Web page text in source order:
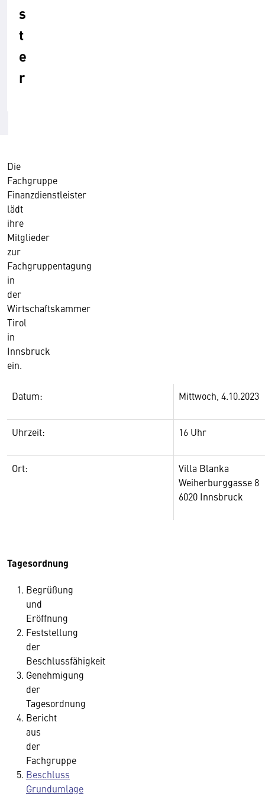
s
t
e
r
Die
Fachgruppe
Finanzdienstleister
lädt
ihre
Mitglieder
zur
Fachgruppentagung
in
der
Wirtschaftskammer
Tirol
in
Innsbruck
ein.
Datum: Mittwoch, 4.10.2023
Uhrzeit: 16 Uhr
Ort:
Villa Blanka
Weiherburggasse 8
6020 Innsbruck
Tagesordnung
Begrüßung
und
Eröffnung
Feststellung
der
Beschlussfähigkeit
Genehmigung
der
Tagesordnung
Bericht
aus
der
Fachgruppe
Beschluss
Grundumlage